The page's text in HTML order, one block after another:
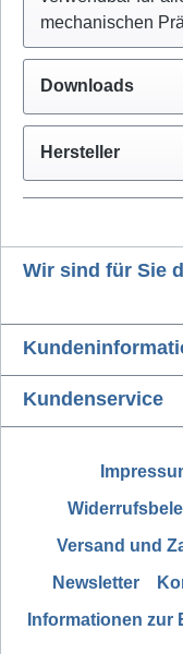
mechanischen
Downloads
Hersteller
Wir sind für Sie
Kundenservice
Versand und
Newsletter
Informationen